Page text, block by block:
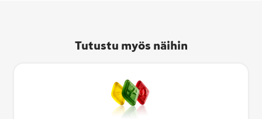
Tutustu myös näihin